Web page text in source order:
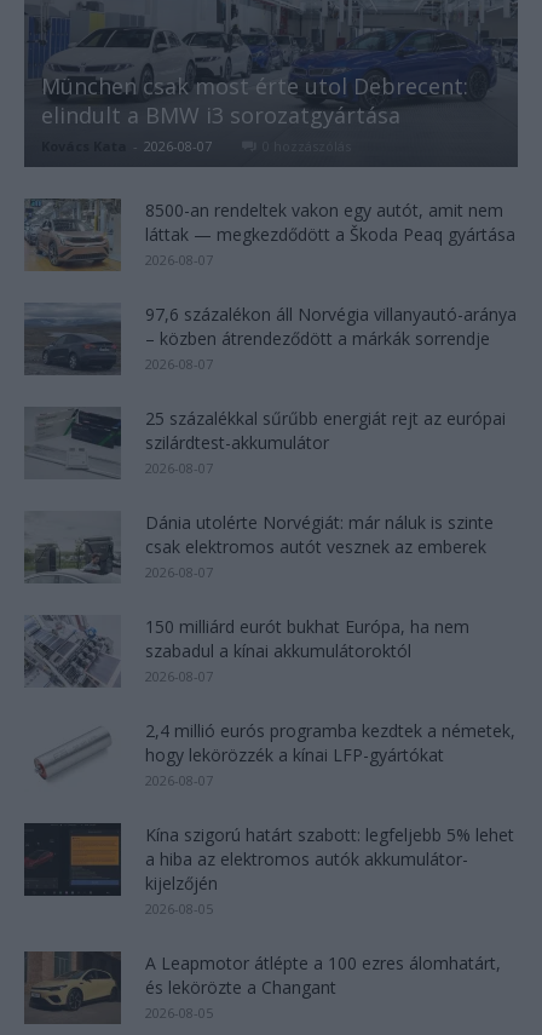
München csak most érte utol Debrecent:
elindult a BMW i3 sorozatgyártása
- 2026-08-07
8500-an rendeltek vakon egy autót, amit nem
láttak — megkezdődött a Škoda Peaq gyártása
2026-08-07
97,6 százalékon áll Norvégia villanyautó-aránya
– közben átrendeződött a márkák sorrendje
2026-08-07
25 százalékkal sűrűbb energiát rejt az európai
szilárdtest-akkumulátor
2026-08-07
Dánia utolérte Norvégiát: már náluk is szinte
csak elektromos autót vesznek az emberek
2026-08-07
150 milliárd eurót bukhat Európa, ha nem
szabadul a kínai akkumulátoroktól
2026-08-07
2,4 millió eurós programba kezdtek a németek,
hogy lekörözzék a kínai LFP-gyártókat
2026-08-07
Kína szigorú határt szabott: legfeljebb 5% lehet
a hiba az elektromos autók akkumulátor-
kijelzőjén
2026-08-05
A Leapmotor átlépte a 100 ezres álomhatárt,
és lekörözte a Changant
2026-08-05